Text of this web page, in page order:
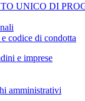
UNICO DI
codice di condotta
e imprese
amministrativi